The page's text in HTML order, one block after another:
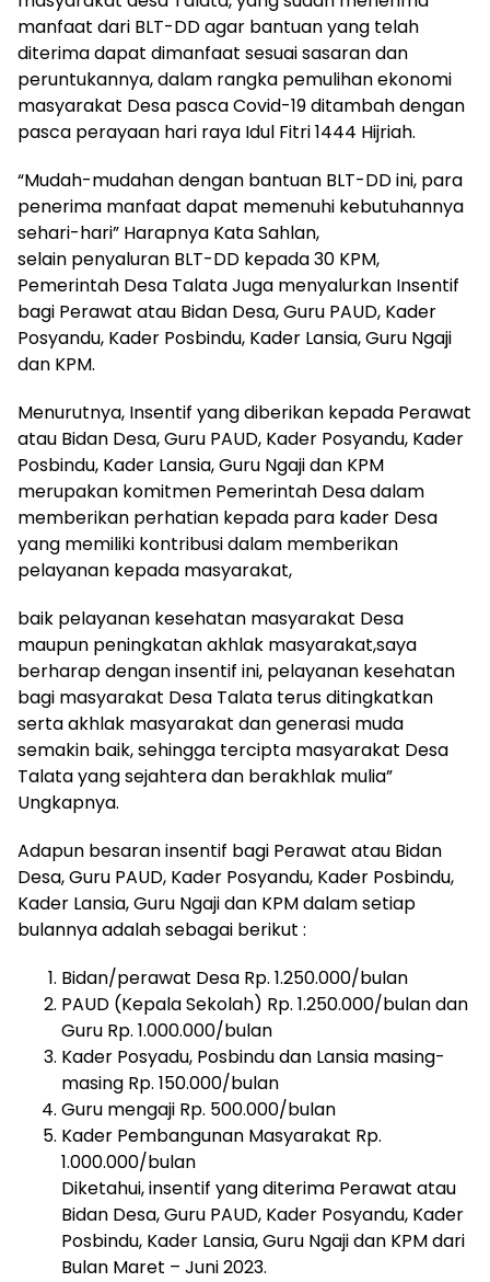
manfaat dari BLT-DD agar bantuan yang telah
diterima dapat dimanfaat sesuai sasaran dan
peruntukannya, dalam rangka pemulihan ekonomi
masyarakat Desa pasca Covid-19 ditambah dengan
pasca perayaan hari raya Idul Fitri 1444 Hijriah.
“Mudah-mudahan dengan bantuan BLT-DD ini, para
penerima manfaat dapat memenuhi kebutuhannya
sehari-hari” Harapnya Kata Sahlan,
selain penyaluran BLT-DD kepada 30 KPM,
Pemerintah Desa Talata Juga menyalurkan Insentif
bagi Perawat atau Bidan Desa, Guru PAUD, Kader
Posyandu, Kader Posbindu, Kader Lansia, Guru Ngaji
dan KPM.
Menurutnya, Insentif yang diberikan kepada Perawat
atau Bidan Desa, Guru PAUD, Kader Posyandu, Kader
Posbindu, Kader Lansia, Guru Ngaji dan KPM
merupakan komitmen Pemerintah Desa dalam
memberikan perhatian kepada para kader Desa
yang memiliki kontribusi dalam memberikan
pelayanan kepada masyarakat,
baik pelayanan kesehatan masyarakat Desa
maupun peningkatan akhlak masyarakat,saya
berharap dengan insentif ini, pelayanan kesehatan
bagi masyarakat Desa Talata terus ditingkatkan
serta akhlak masyarakat dan generasi muda
semakin baik, sehingga tercipta masyarakat Desa
Talata yang sejahtera dan berakhlak mulia”
Ungkapnya.
Adapun besaran insentif bagi Perawat atau Bidan
Desa, Guru PAUD, Kader Posyandu, Kader Posbindu,
Kader Lansia, Guru Ngaji dan KPM dalam setiap
bulannya adalah sebagai berikut :
Bidan/perawat Desa Rp. 1.250.000/bulan
PAUD (Kepala Sekolah) Rp. 1.250.000/bulan dan
Guru Rp. 1.000.000/bulan
Kader Posyadu, Posbindu dan Lansia masing-
masing Rp. 150.000/bulan
Guru mengaji Rp. 500.000/bulan
Kader Pembangunan Masyarakat Rp.
1.000.000/bulan
Diketahui, insentif yang diterima Perawat atau
Bidan Desa, Guru PAUD, Kader Posyandu, Kader
Posbindu, Kader Lansia, Guru Ngaji dan KPM dari
Bulan Maret – Juni 2023.